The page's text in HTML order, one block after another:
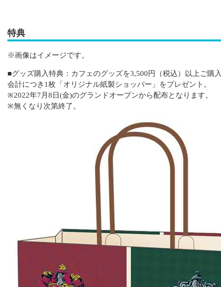
特典
※画像はイメージです。
■グッズ購入特典：カフェのグッズを3,500円（税込）以上ご購
会計につき1枚「オリジナル紙製ショッパー」をプレゼント。
※2022年7月8日(金)のグランドオープンから配布となります。
※無くなり次第終了。